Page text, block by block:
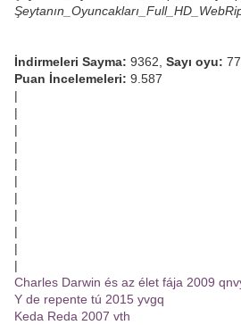
İndirmeleri Sayma: 9362, Sayı oyu:
Puan İncelemeleri: 9.587
|
|
|
|
|
|
|
|
|
|
|
Charles Darwin és az élet fája 2009
Y de repente tú 2015 yvgq
Keda Reda 2007 vth